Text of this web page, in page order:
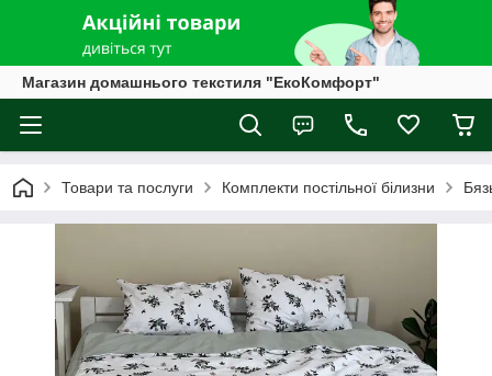
Магазин домашнього текстиля "ЕкоКомфорт"
Товари та послуги Комплекти постільної білизни